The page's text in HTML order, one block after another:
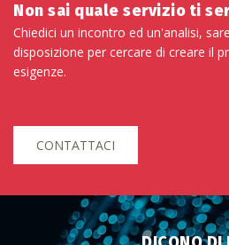
Non sai quale servizio ti
Chiedici un incontro ed un'analisi,
disposizione per cercare di creare il
esigenze.
CONTATTACI